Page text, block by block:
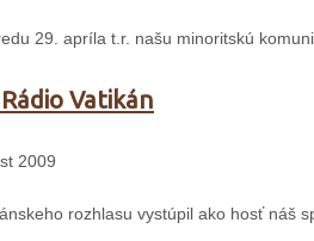
29. apríla t.r. našu minoritskú
Vatikán
2009
rozhlasu vystúpil ako hosť náš